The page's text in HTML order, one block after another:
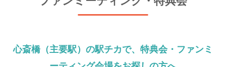
心斎橋（主要駅）の駅チカで、特典会・ファンミ